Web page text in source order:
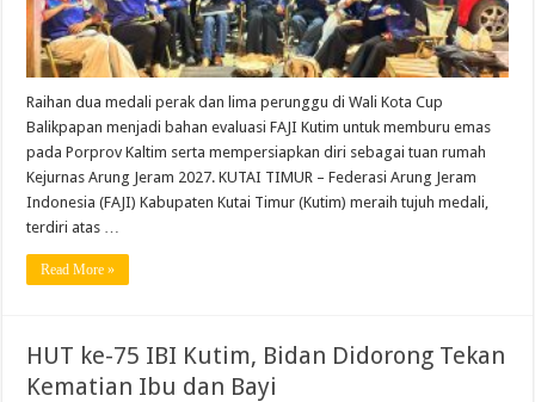
Raihan dua medali perak dan lima perunggu di Wali Kota Cup
Balikpapan menjadi bahan evaluasi FAJI Kutim untuk memburu emas
pada Porprov Kaltim serta mempersiapkan diri sebagai tuan rumah
Kejurnas Arung Jeram 2027. KUTAI TIMUR – Federasi Arung Jeram
Indonesia (FAJI) Kabupaten Kutai Timur (Kutim) meraih tujuh medali,
terdiri atas …
Read More »
HUT ke-75 IBI Kutim, Bidan Didorong Tekan
Kematian Ibu dan Bayi